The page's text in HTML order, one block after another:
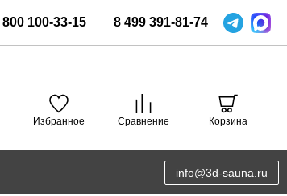
800 100-33-15 8 499 391-81-74
Избранное Сравнение Корзина
info@3d-sauna.ru